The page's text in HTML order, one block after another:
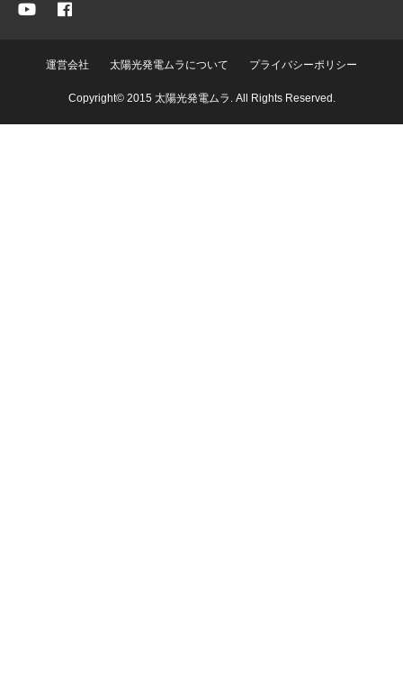
運営会社 太陽光発電ムラについて プライバシーポリシー
Copyright© 2015 太陽光発電ムラ. All Rights Reserved.